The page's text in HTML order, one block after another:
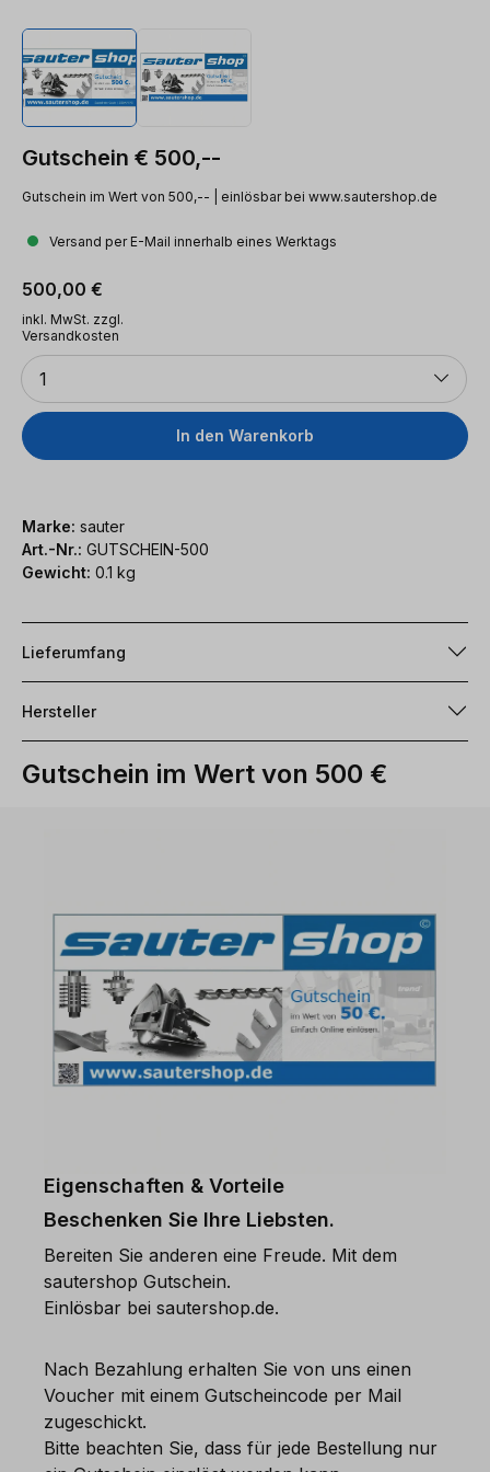
Gutschein € 500,--
Gutschein im Wert von 500,-- | einlösbar bei www.sautershop.de
Versand per E-Mail innerhalb eines Werktags
Regulärer Preis:
500,00 €
inkl. MwSt. zzgl.
Versandkosten
Anzahl
1
In den Warenkorb
Marke: sauter
Art.-Nr.: GUTSCHEIN-500
Gewicht: 0.1 kg
Lieferumfang
Hersteller
Gutschein im Wert von 500 €
Eigenschaften & Vorteile
Beschenken Sie Ihre Liebsten.
Bereiten Sie anderen eine Freude. Mit dem
sautershop Gutschein.
Einlösbar bei sautershop.de.
Nach Bezahlung erhalten Sie von uns einen
Voucher mit einem Gutscheincode per Mail
zugeschickt.
Bitte beachten Sie, dass für jede Bestellung nur